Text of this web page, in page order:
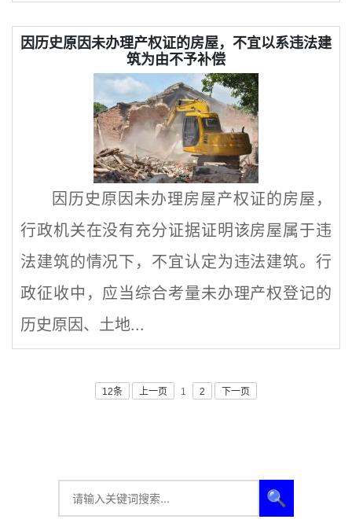
因历史原因未办理产权证的房屋，不宜以系违法建
筑为由不予补偿
因历史原因未办理房屋产权证的房屋，
行政机关在没有充分证据证明该房屋属于违
法建筑的情况下，不宜认定为违法建筑。行
政征收中，应当综合考量未办理产权登记的
历史原因、土地...
12条 上一页 1 2 下一页
🔍